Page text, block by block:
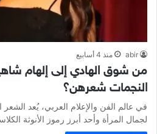
abir منذ 4 أسابيع
من شوق الهادي إلى إلهام
النجمات شعرهن؟
في عالم الفن والإعلام العربي، يُعد الشعر
لجمال المرأة وأحد أبرز رموز الأنوثة